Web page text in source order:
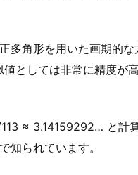
多角形を用いた画期的
としては非常に精度が
≈ 3.14159292… と計
知られています。